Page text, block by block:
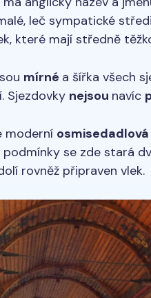
leč sympatické
které mají středně
mírné a šířka všech
Sjezdovky nejsou navíc
moderní
se zde stará
rovněž připraven vlek.